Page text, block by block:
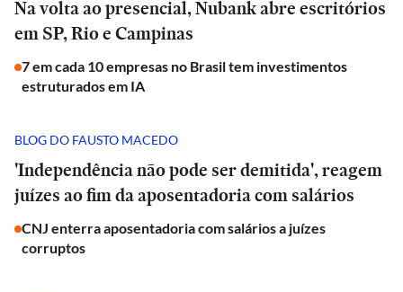
Na volta ao presencial, Nubank abre escritórios
em SP, Rio e Campinas
7 em cada 10 empresas no Brasil tem investimentos
estruturados em IA
BLOG DO FAUSTO MACEDO
'Independência não pode ser demitida', reagem
juízes ao fim da aposentadoria com salários
CNJ enterra aposentadoria com salários a juízes
corruptos